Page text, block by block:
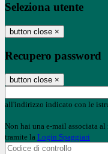
Seleziona utente
button close ×
Recupero password
button close ×
all'indirizzo indicato con le
Non hai una e-mail associata
tramite la Login Spaggiari